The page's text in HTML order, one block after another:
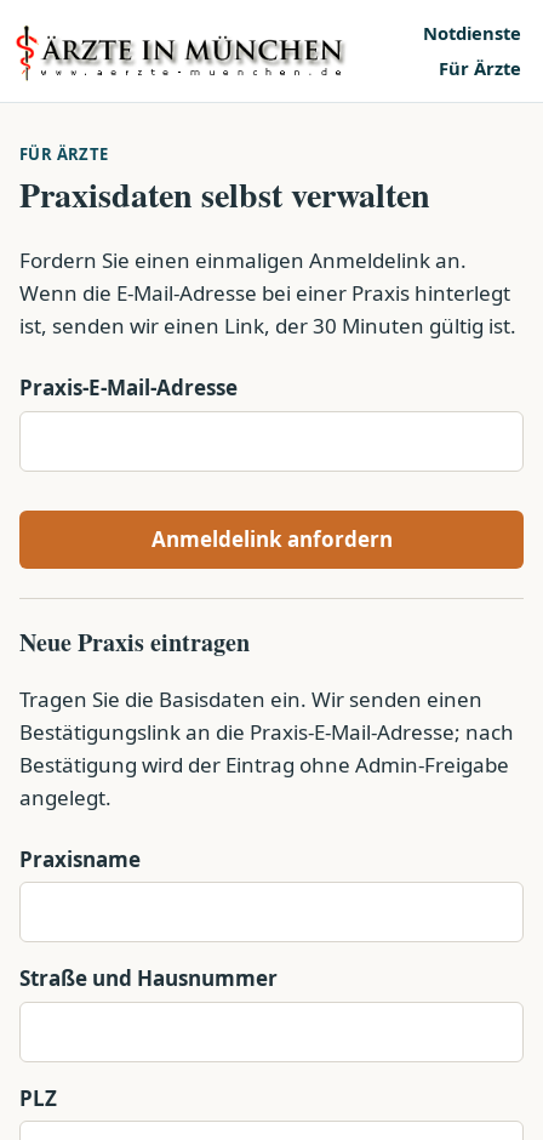
Notdienste
Für Ärzte
FÜR ÄRZTE
Praxisdaten selbst verwalten
Fordern Sie einen einmaligen Anmeldelink an.
Wenn die E-Mail-Adresse bei einer Praxis hinterlegt
ist, senden wir einen Link, der 30 Minuten gültig ist.
Praxis-E-Mail-Adresse
Anmeldelink anfordern
Neue Praxis eintragen
Tragen Sie die Basisdaten ein. Wir senden einen
Bestätigungslink an die Praxis-E-Mail-Adresse; nach
Bestätigung wird der Eintrag ohne Admin-Freigabe
angelegt.
Praxisname
Straße und Hausnummer
PLZ